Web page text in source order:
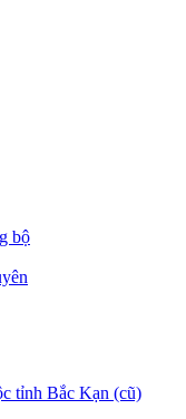
bộ
tỉnh Bắc Kạn (cũ)